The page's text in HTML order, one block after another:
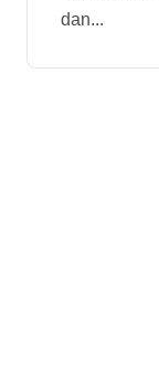
dan...